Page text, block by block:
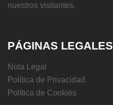
nuestros visitantes.
PÁGINAS LEGALES
Nota Legal
Política de Privacidad
Política de Cookies